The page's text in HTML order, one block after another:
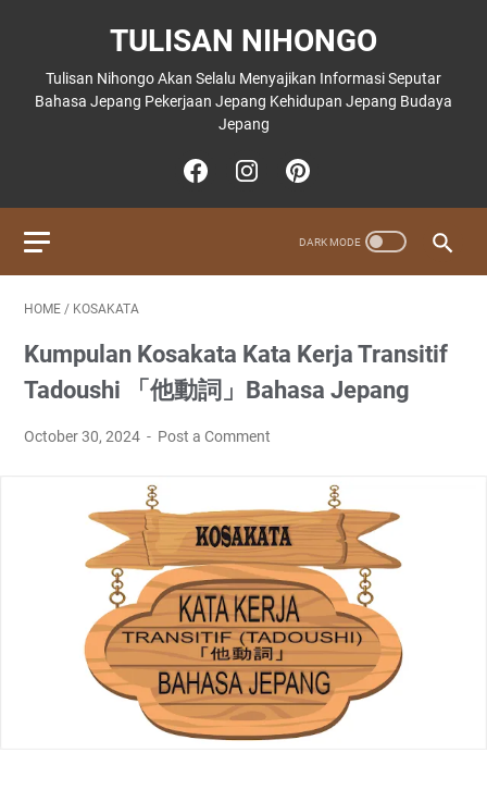
TULISAN NIHONGO
Tulisan Nihongo Akan Selalu Menyajikan Informasi Seputar
Bahasa Jepang Pekerjaan Jepang Kehidupan Jepang Budaya
Jepang
HOME / KOSAKATA
Kumpulan Kosakata Kata Kerja Transitif
Tadoushi 「他動詞」Bahasa Jepang
October 30, 2024 Post a Comment